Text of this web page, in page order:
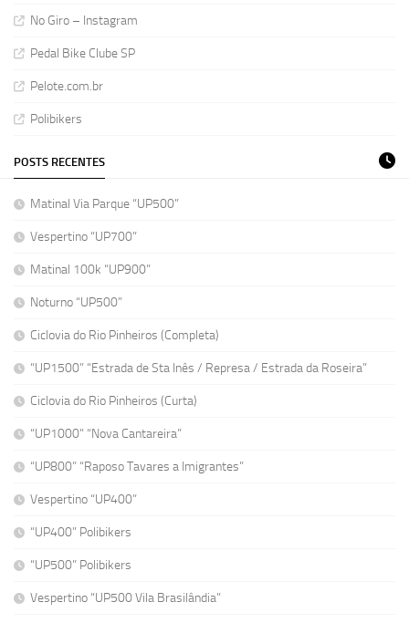
No Giro – Instagram
Pedal Bike Clube SP
Pelote.com.br
Polibikers
POSTS RECENTES
Matinal Via Parque “UP500”
Vespertino “UP700”
Matinal 100k “UP900”
Noturno “UP500”
Ciclovia do Rio Pinheiros (Completa)
“UP1500” “Estrada de Sta Inês / Represa / Estrada da Roseira”
Ciclovia do Rio Pinheiros (Curta)
“UP1000” “Nova Cantareira”
“UP800” “Raposo Tavares a Imigrantes”
Vespertino “UP400”
“UP400” Polibikers
“UP500” Polibikers
Vespertino “UP500 Vila Brasilândia”